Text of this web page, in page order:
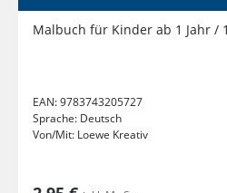
Malbuch für Kinder ab 1 Jahr /
EAN:9783743205727
Sprache: Deutsch
Von/Mit: Loewe Kreativ